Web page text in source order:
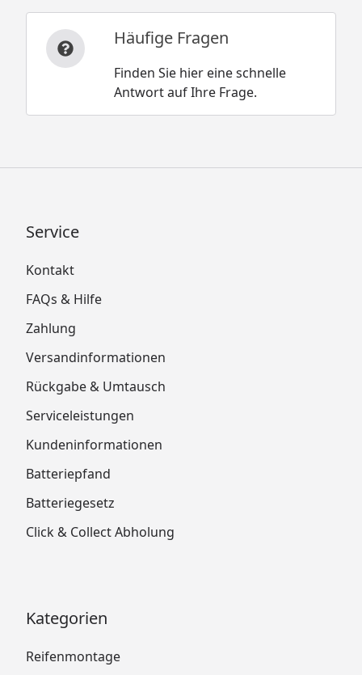
Häufige Fragen
Finden Sie hier eine schnelle
Antwort auf Ihre Frage.
Service
Kontakt
FAQs & Hilfe
Zahlung
Versandinformationen
Rückgabe & Umtausch
Serviceleistungen
Kundeninformationen
Batteriepfand
Batteriegesetz
Click & Collect Abholung
Kategorien
Reifenmontage